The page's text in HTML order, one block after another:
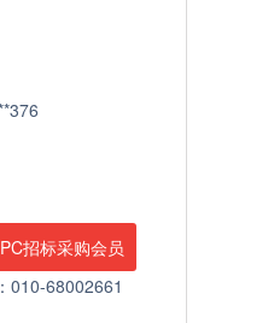
招标采购会员
010-68002661